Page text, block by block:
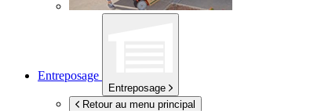
Entreposage
Entreposage
Retour au menu principal